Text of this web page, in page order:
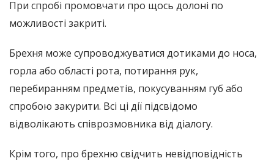
При спробі промовчати про щось долоні по
можливості закриті.
Брехня може супроводжуватися дотиками до носа,
горла або області рота, потирання рук,
перебиранням предметів, покусуванням губ або
спробою закурити. Всі ці дії підсвідомо
відволікають співрозмовника від діалогу.
Крім того, про брехню свідчить невідповідність